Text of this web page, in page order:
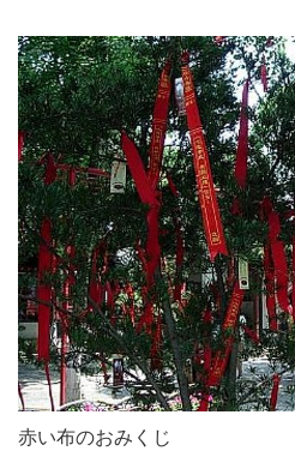
赤い布のおみくじ